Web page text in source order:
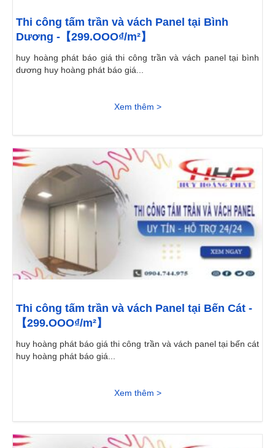
Thi công tấm trần và vách Panel tại Bình
Dương -【299.OOO₫/m²】
huy hoàng phát báo giá thi công trần và vách panel tại bình
dương huy hoàng phát báo giá...
Xem thêm >
Thi công tấm trần và vách Panel tại Bến Cát -
【299.OOO₫/m²】
huy hoàng phát báo giá thi công trần và vách panel tại bến cát
huy hoàng phát báo giá...
Xem thêm >